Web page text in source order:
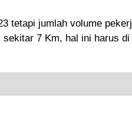
tetapi jumlah volume
7 Km, hal ini harus